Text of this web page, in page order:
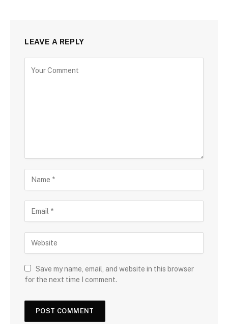
LEAVE A REPLY
Save my name, email, and website in this browser
for the next time I comment.